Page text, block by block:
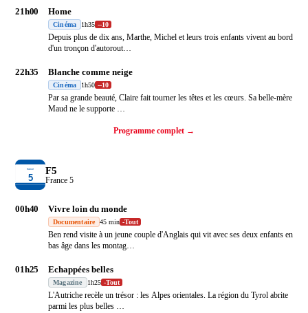
21h00 Home
Cinéma 1h35 --10
Depuis plus de dix ans, Marthe, Michel et leurs trois enfants vivent au bord
d'un tronçon d'autorout…
22h35 Blanche comme neige
Cinéma 1h50 --10
Par sa grande beauté, Claire fait tourner les têtes et les cœurs. Sa belle-mère
Maud ne le supporte …
Programme complet →
F5
France 5
00h40 Vivre loin du monde
Documentaire 45 min -Tout
Ben rend visite à un jeune couple d'Anglais qui vit avec ses deux enfants en
bas âge dans les montag…
01h25 Echappées belles
Magazine 1h25 -Tout
L'Autriche recèle un trésor : les Alpes orientales. La région du Tyrol abrite
parmi les plus belles …